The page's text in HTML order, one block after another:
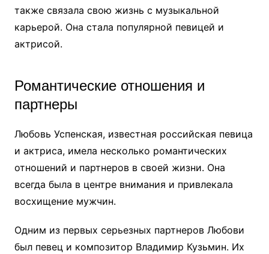
также связала свою жизнь с музыкальной
карьерой. Она стала популярной певицей и
актрисой.
Романтические отношения и
партнеры
Любовь Успенская, известная российская певица
и актриса, имела несколько романтических
отношений и партнеров в своей жизни. Она
всегда была в центре внимания и привлекала
восхищение мужчин.
Одним из первых серьезных партнеров Любови
был певец и композитор Владимир Кузьмин. Их